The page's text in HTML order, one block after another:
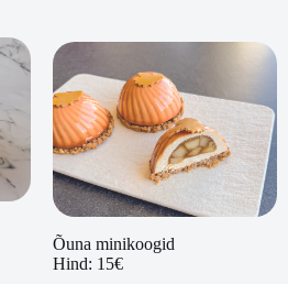
Õuna minikoogid
Hind: 15€